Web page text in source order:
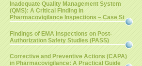
Inadequate Quality Management System
(QMS): A Critical Finding in
Pharmacovigilance Inspections – Case St
Findings of EMA Inspections on Post-
Authorization Safety Studies (PASS)
Corrective and Preventive Actions (CAPA)
in Pharmacovigilance: A Practical Guide